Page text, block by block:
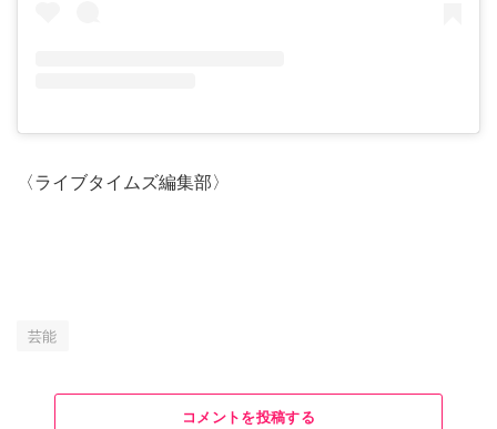
〈ライブタイムズ編集部〉
芸能
コメントを投稿する